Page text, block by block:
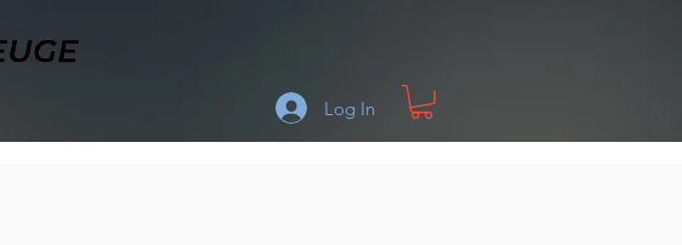
Log In